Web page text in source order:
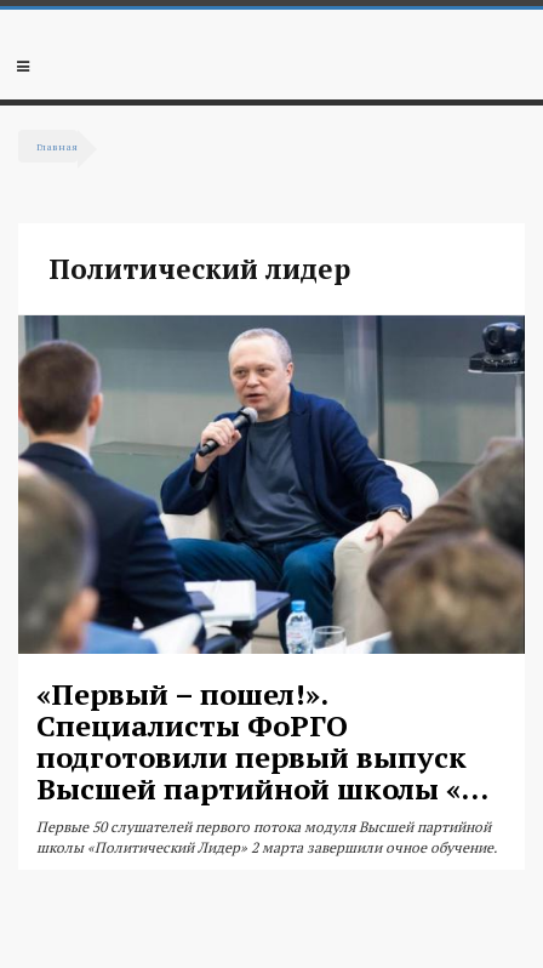
Перейти к основному содержанию
Мобильное
Главная
Политический лидер
«Первый – пошел!».
Специалисты ФоРГО
подготовили первый выпуск
Высшей партийной школы «...
Первые 50 слушателей первого потока модуля Высшей партийной
школы «Политический Лидер» 2 марта завершили очное обучение.